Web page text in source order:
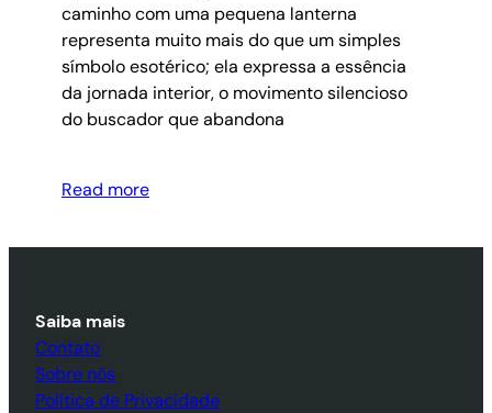
caminho com uma pequena lanterna
representa muito mais do que um simples
símbolo esotérico; ela expressa a essência
da jornada interior, o movimento silencioso
do buscador que abandona
Read more
Saiba mais
Contato
Sobre nós
Política de Privacidade